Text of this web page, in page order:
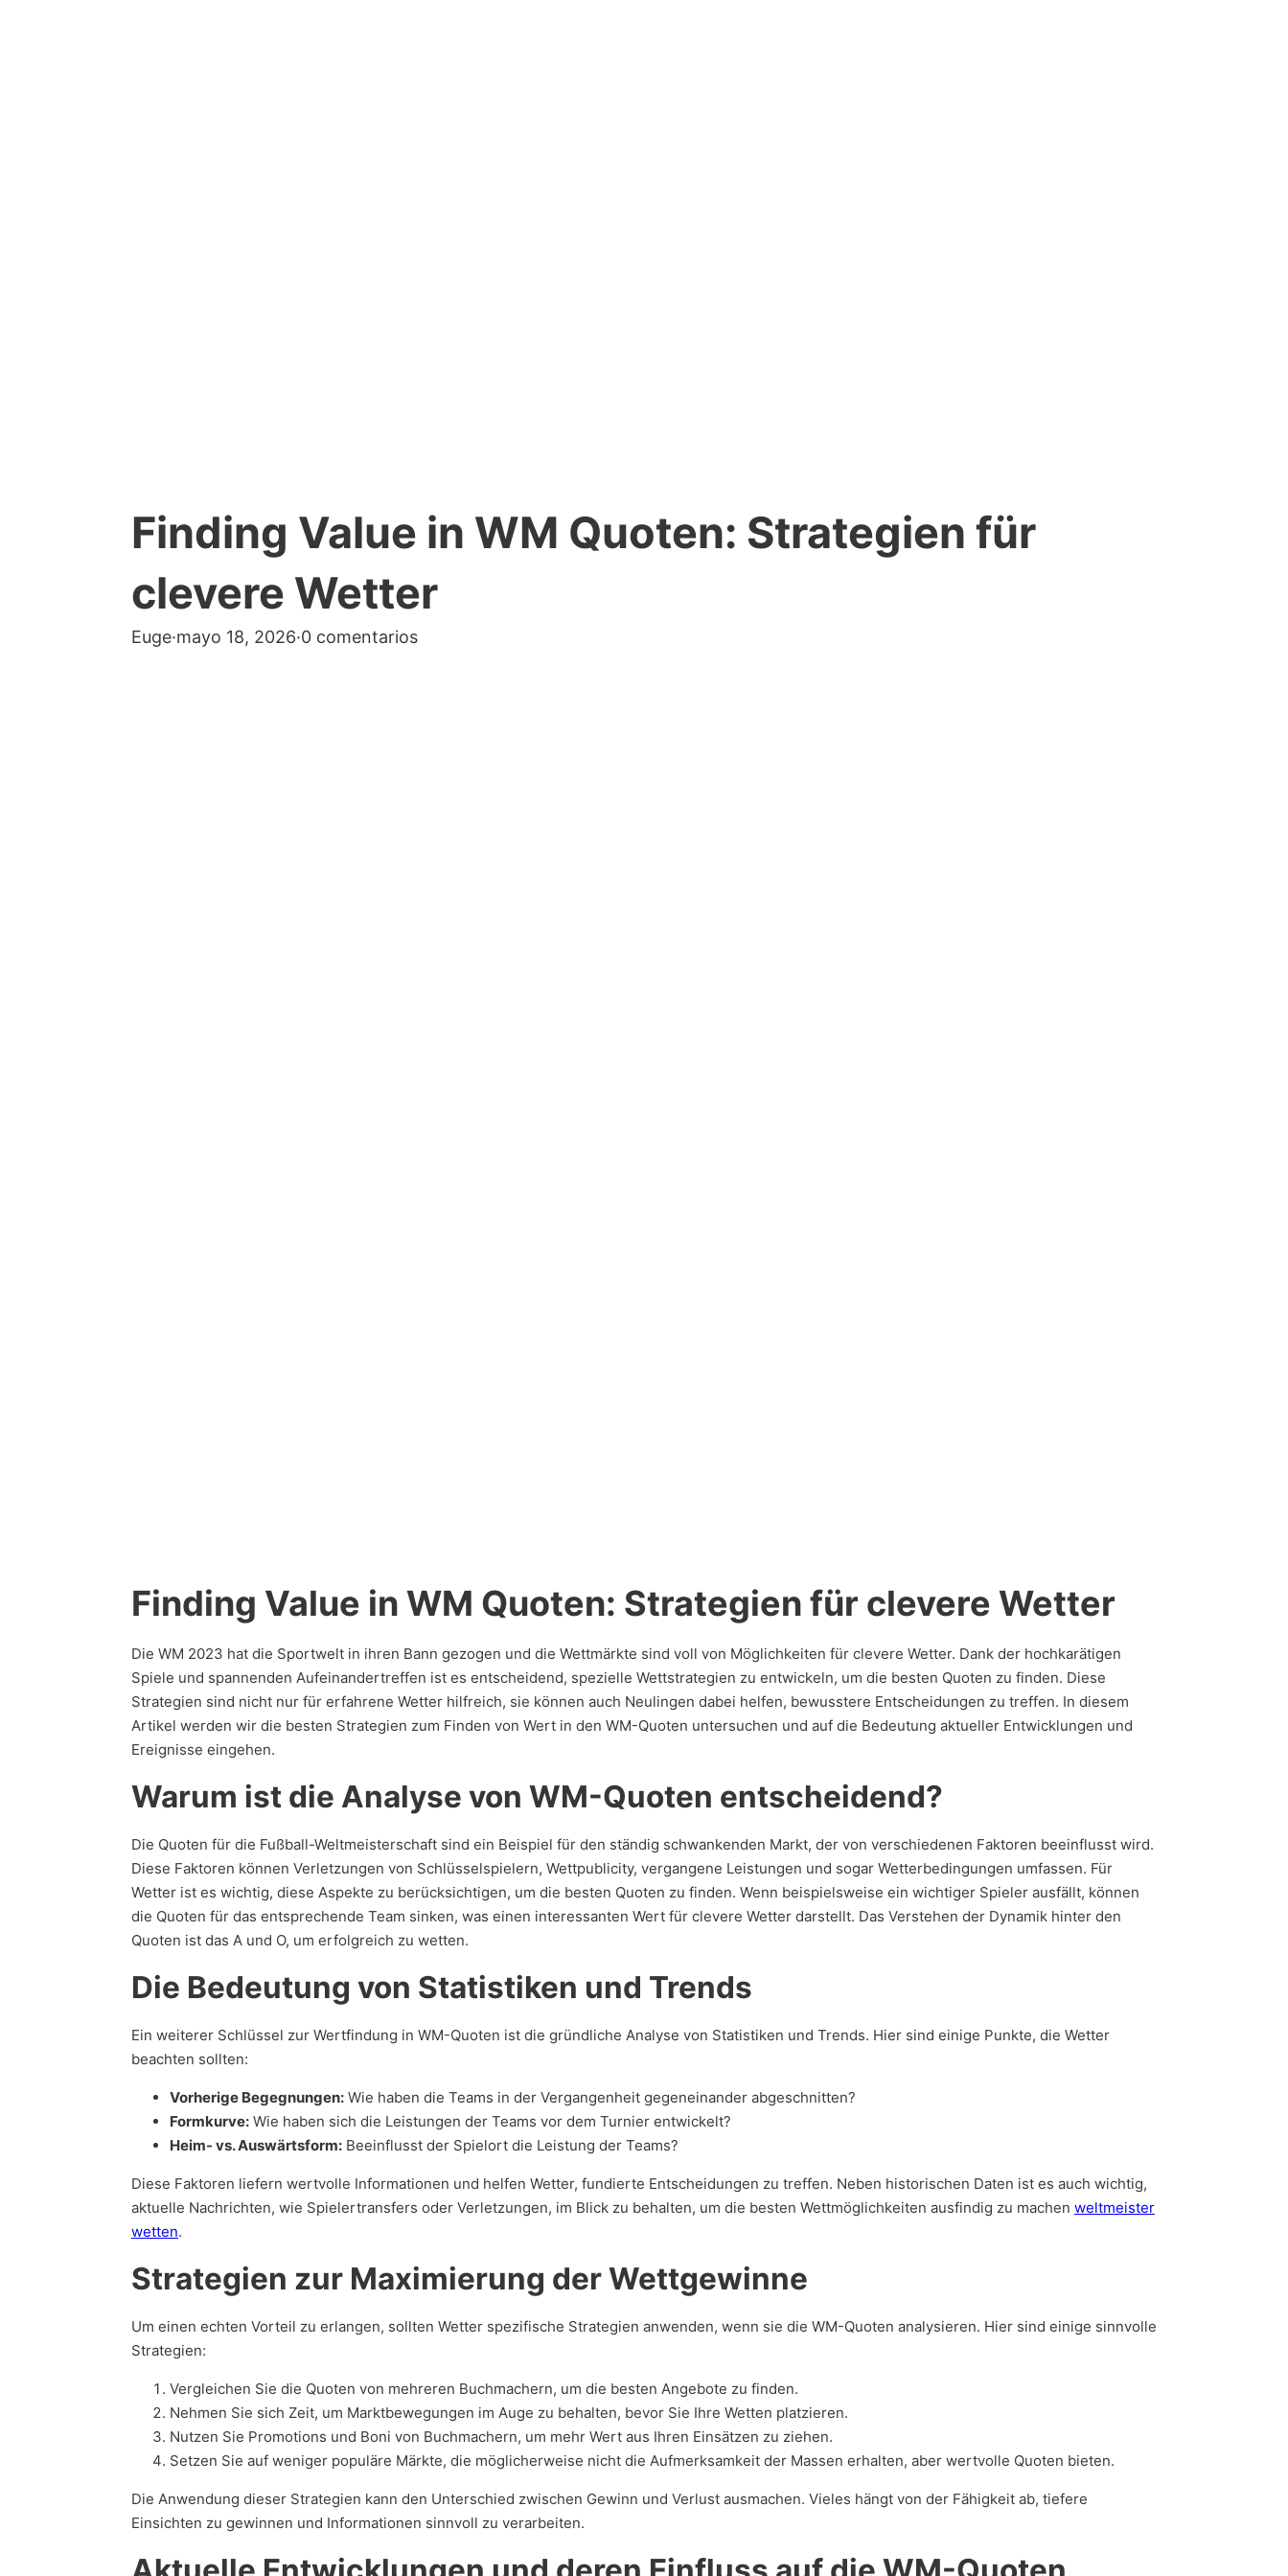
Finding Value in WM Quoten: Strategien für
clevere Wetter
Euge·mayo 18, 2026·0 comentarios
Finding Value in WM Quoten: Strategien für clevere Wetter
Die WM 2023 hat die Sportwelt in ihren Bann gezogen und die Wettmärkte sind voll von Möglichkeiten für clevere Wetter. Dank der hochkarätigen
Spiele und spannenden Aufeinandertreffen ist es entscheidend, spezielle Wettstrategien zu entwickeln, um die besten Quoten zu finden. Diese
Strategien sind nicht nur für erfahrene Wetter hilfreich, sie können auch Neulingen dabei helfen, bewusstere Entscheidungen zu treffen. In diesem
Artikel werden wir die besten Strategien zum Finden von Wert in den WM-Quoten untersuchen und auf die Bedeutung aktueller Entwicklungen und
Ereignisse eingehen.
Warum ist die Analyse von WM-Quoten entscheidend?
Die Quoten für die Fußball-Weltmeisterschaft sind ein Beispiel für den ständig schwankenden Markt, der von verschiedenen Faktoren beeinflusst wird.
Diese Faktoren können Verletzungen von Schlüsselspielern, Wettpublicity, vergangene Leistungen und sogar Wetterbedingungen umfassen. Für
Wetter ist es wichtig, diese Aspekte zu berücksichtigen, um die besten Quoten zu finden. Wenn beispielsweise ein wichtiger Spieler ausfällt, können
die Quoten für das entsprechende Team sinken, was einen interessanten Wert für clevere Wetter darstellt. Das Verstehen der Dynamik hinter den
Quoten ist das A und O, um erfolgreich zu wetten.
Die Bedeutung von Statistiken und Trends
Ein weiterer Schlüssel zur Wertfindung in WM-Quoten ist die gründliche Analyse von Statistiken und Trends. Hier sind einige Punkte, die Wetter
beachten sollten:
Vorherige Begegnungen: Wie haben die Teams in der Vergangenheit gegeneinander abgeschnitten?
Formkurve: Wie haben sich die Leistungen der Teams vor dem Turnier entwickelt?
Heim- vs. Auswärtsform: Beeinflusst der Spielort die Leistung der Teams?
Diese Faktoren liefern wertvolle Informationen und helfen Wetter, fundierte Entscheidungen zu treffen. Neben historischen Daten ist es auch wichtig,
aktuelle Nachrichten, wie Spielertransfers oder Verletzungen, im Blick zu behalten, um die besten Wettmöglichkeiten ausfindig zu machen weltmeister
wetten.
Strategien zur Maximierung der Wettgewinne
Um einen echten Vorteil zu erlangen, sollten Wetter spezifische Strategien anwenden, wenn sie die WM-Quoten analysieren. Hier sind einige sinnvolle
Strategien:
Vergleichen Sie die Quoten von mehreren Buchmachern, um die besten Angebote zu finden.
Nehmen Sie sich Zeit, um Marktbewegungen im Auge zu behalten, bevor Sie Ihre Wetten platzieren.
Nutzen Sie Promotions und Boni von Buchmachern, um mehr Wert aus Ihren Einsätzen zu ziehen.
Setzen Sie auf weniger populäre Märkte, die möglicherweise nicht die Aufmerksamkeit der Massen erhalten, aber wertvolle Quoten bieten.
Die Anwendung dieser Strategien kann den Unterschied zwischen Gewinn und Verlust ausmachen. Vieles hängt von der Fähigkeit ab, tiefere
Einsichten zu gewinnen und Informationen sinnvoll zu verarbeiten.